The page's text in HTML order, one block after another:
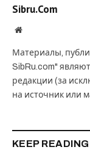
Sibru.Com
Website
Материалы,
SibRu.com"
редакции (за
на источник или
KEEP READING